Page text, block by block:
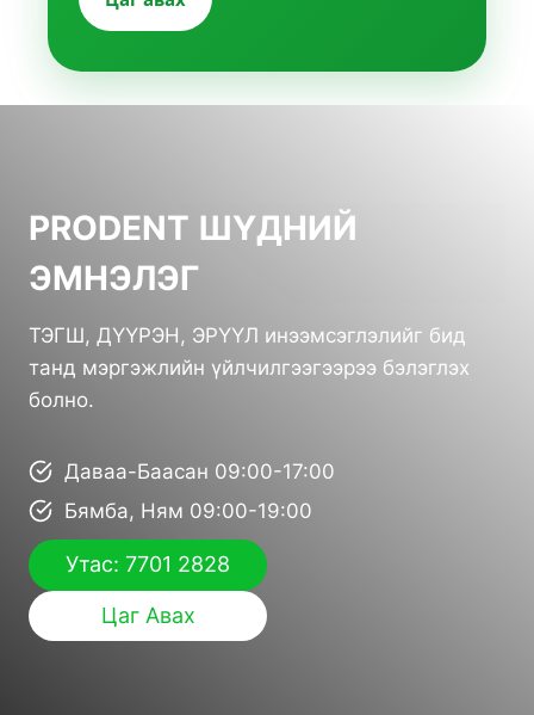
PRODENT ШҮДНИЙ
ЭМНЭЛЭГ
ТЭГШ, ДҮҮРЭН, ЭРҮҮЛ инээмсэглэлийг бид
танд мэргэжлийн үйлчилгээгээрээ бэлэглэх
болно.
Даваа-Баасан 09:00-17:00
Бямба, Ням 09:00-19:00
Утас: 7701 2828
Цаг Авах